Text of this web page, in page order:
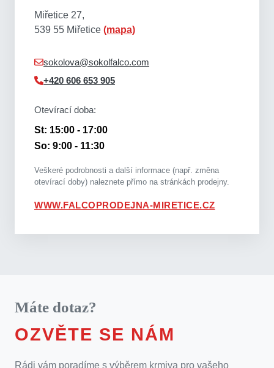
Miřetice 27,
539 55 Miřetice (mapa)
sokolova@sokolfalco.com
+420 606 653 905
Otevírací doba:
St: 15:00 - 17:00
So: 9:00 - 11:30
Veškeré podrobnosti a další informace (např. změna
otevírací doby) naleznete přímo na stránkách prodejny.
WWW.FALCOPRODEJNA-MIRETICE.CZ
Máte dotaz?
OZVĚTE SE NÁM
Rádi vám poradíme s výběrem krmiva pro vašeho